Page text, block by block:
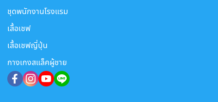
ชุดพนักงานโรงแรม
เสื้อเชฟ
เสื้อเชฟญี่ปุ่น
กางเกงสแล็คผู้ชาย